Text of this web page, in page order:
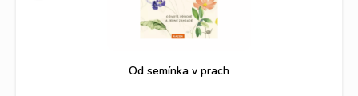
Od semínka v prach